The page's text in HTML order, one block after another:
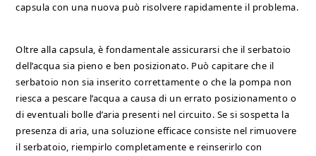
capsula con una nuova può risolvere rapidamente il problema.
Oltre alla capsula, è fondamentale assicurarsi che il serbatoio
dell’acqua sia pieno e ben posizionato. Può capitare che il
serbatoio non sia inserito correttamente o che la pompa non
riesca a pescare l’acqua a causa di un errato posizionamento o
di eventuali bolle d’aria presenti nel circuito. Se si sospetta la
presenza di aria, una soluzione efficace consiste nel rimuovere
il serbatoio, riempirlo completamente e reinserirlo con